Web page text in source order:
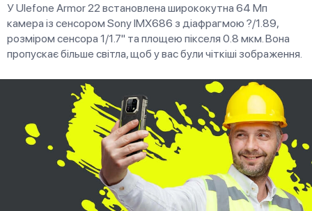
У Ulefone Armor 22 встановлена ширококутна 64 Мп
камера із сенсором Sony IMX686 з діафрагмою ?/1.89,
розміром сенсора 1/1.7" та площею пікселя 0.8 мкм. Вона
пропускає більше світла, щоб у вас були чіткіші зображення.